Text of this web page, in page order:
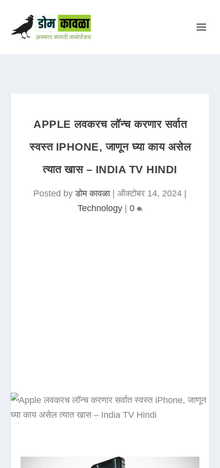
APPLE लवकरच लॉन्च करणार सर्वात
स्वस्त IPHONE, जाणून घ्या काय असेल
त्यात खास – INDIA TV HINDI
Posted byडोम कावळा| ऑक्टोबर 14, 2024
Technology| 0